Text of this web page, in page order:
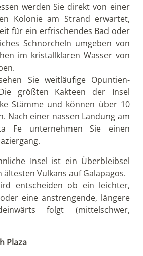
werden Sie direkt von einer
Kolonie am Strand erwartet,
für ein erfrischendes Bad oder
Schnorcheln umgeben von
im kristallklaren Wasser von
Sie weitläuﬁge Opuntien-
größten Kakteen der Insel
Stämme und können über 10
Nach einer nassen Landung am
Fe unternehmen Sie einen
Insel ist ein Überbleibsel
Vulkans auf Galapagos.
entscheiden ob ein leichter,
eine anstrengende, längere
folgt (mittelschwer,
Plaza